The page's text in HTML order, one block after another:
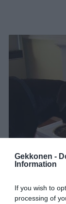
Gekkonen -
Information
If you wish to
processing of